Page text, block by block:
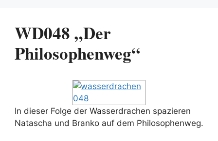
WD048 „Der
Philosophenweg“
In dieser Folge der Wasserdrachen spazieren
Natascha und Branko auf dem Philosophenweg.